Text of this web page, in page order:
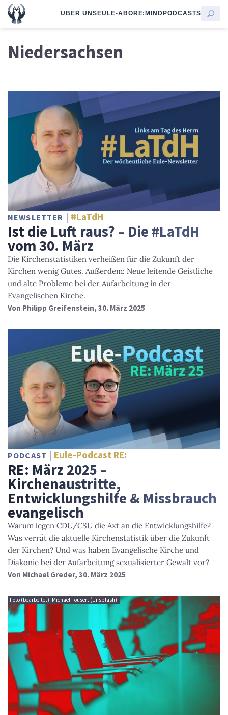
ÜBER UNSEULE-ABORE:MINDPODCASTS
Niedersachsen
NEWSLETTER #LaTdH
Ist die Luft raus? – Die #LaTdH
vom 30. März
Die Kirchenstatistiken verheißen für die Zukunft der
Kirchen wenig Gutes. Außerdem: Neue leitende Geistliche
und alte Probleme bei der Aufarbeitung in der
Evangelischen Kirche.
Von Philipp Greifenstein, 30. März 2025
PODCAST Eule-Podcast RE:
RE: März 2025 –
Kirchenaustritte,
Entwicklungshilfe & Missbrauch
evangelisch
Warum legen CDU/CSU die Axt an die Entwicklungshilfe?
Was verrät die aktuelle Kirchenstatistik über die Zukunft
der Kirchen? Und was haben Evangelische Kirche und
Diakonie bei der Aufarbeitung sexualisierter Gewalt vor?
Von Michael Greder, 30. März 2025
Foto (bearbeitet): Michael Fousert (Unsplash)